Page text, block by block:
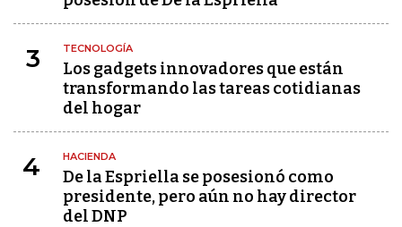
3 TECNOLOGÍA
Los gadgets innovadores que están
transformando las tareas cotidianas
del hogar
4 HACIENDA
De la Espriella se posesionó como
presidente, pero aún no hay director
del DNP